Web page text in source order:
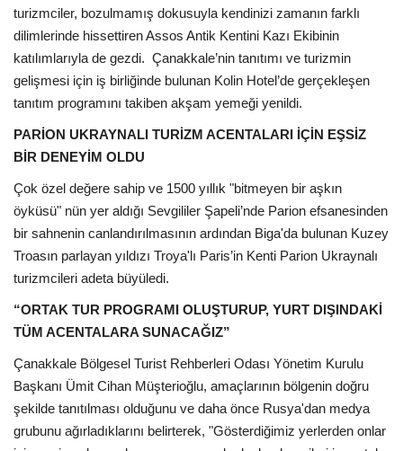
turizmciler, bozulmamış dokusuyla kendinizi zamanın farklı
dilimlerinde hissettiren Assos Antik Kentini Kazı Ekibinin
katılımlarıyla de gezdi. Çanakkale’nin tanıtımı ve turizmin
gelişmesi için iş birliğinde bulunan Kolin Hotel’de gerçekleşen
tanıtım programını takiben akşam yemeği yenildi.
PARİON UKRAYNALI TURİZM ACENTALARI İÇİN EŞSİZ
BİR DENEYİM OLDU
Çok özel değere sahip ve 1500 yıllık "bitmeyen bir aşkın
öyküsü" nün yer aldığı Sevgililer Şapeli’nde Parion efsanesinden
bir sahnenin canlandırılmasının ardından Biga'da bulunan Kuzey
Troasın parlayan yıldızı Troya'lı Paris’in Kenti Parion Ukraynalı
turizmcileri adeta büyüledi.
“ORTAK TUR PROGRAMI OLUŞTURUP, YURT DIŞINDAKİ
TÜM ACENTALARA SUNACAĞIZ”
Çanakkale Bölgesel Turist Rehberleri Odası Yönetim Kurulu
Başkanı Ümit Cihan Müşterioğlu, amaçlarının bölgenin doğru
şekilde tanıtılması olduğunu ve daha önce Rusya'dan medya
grubunu ağırladıklarını belirterek, "Gösterdiğimiz yerlerden onlar